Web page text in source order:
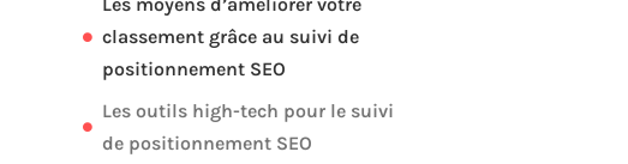
classement grâce au suivi de
positionnement SEO
Les outils high-tech pour le suivi
de positionnement SEO